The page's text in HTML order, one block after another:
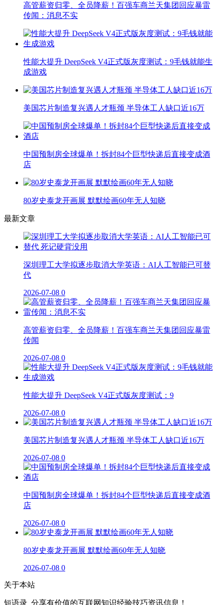
高管薪资归零、全员降薪！百强车商兰天集团回应暴雷
传闻：消息不实
性能大提升 DeepSeek V4正式版灰度测试：9毛钱就能生
成游戏
美国芯片制造复兴遇人才瓶颈 半导体工人缺口近16万
中国预制房全球爆单！拆封84个巨型快递后直接变成酒
店
80岁史泰龙开画展 默默绘画60年无人知晓
最新文章
深圳理工大学拟逐步取消大学英语：AI人工智能已可替
代
2026-07-08 0
高管薪资归零、全员降薪！百强车商兰天集团回应暴雷
传闻
2026-07-08 0
性能大提升 DeepSeek V4正式版灰度测试：9
2026-07-08 0
美国芯片制造复兴遇人才瓶颈 半导体工人缺口近16万
2026-07-08 0
中国预制房全球爆单！拆封84个巨型快递后直接变成酒
店
2026-07-08 0
80岁史泰龙开画展 默默绘画60年无人知晓
2026-07-08 0
关于本站
短语录_分享有价值的互联网知识经验技巧资讯信息！